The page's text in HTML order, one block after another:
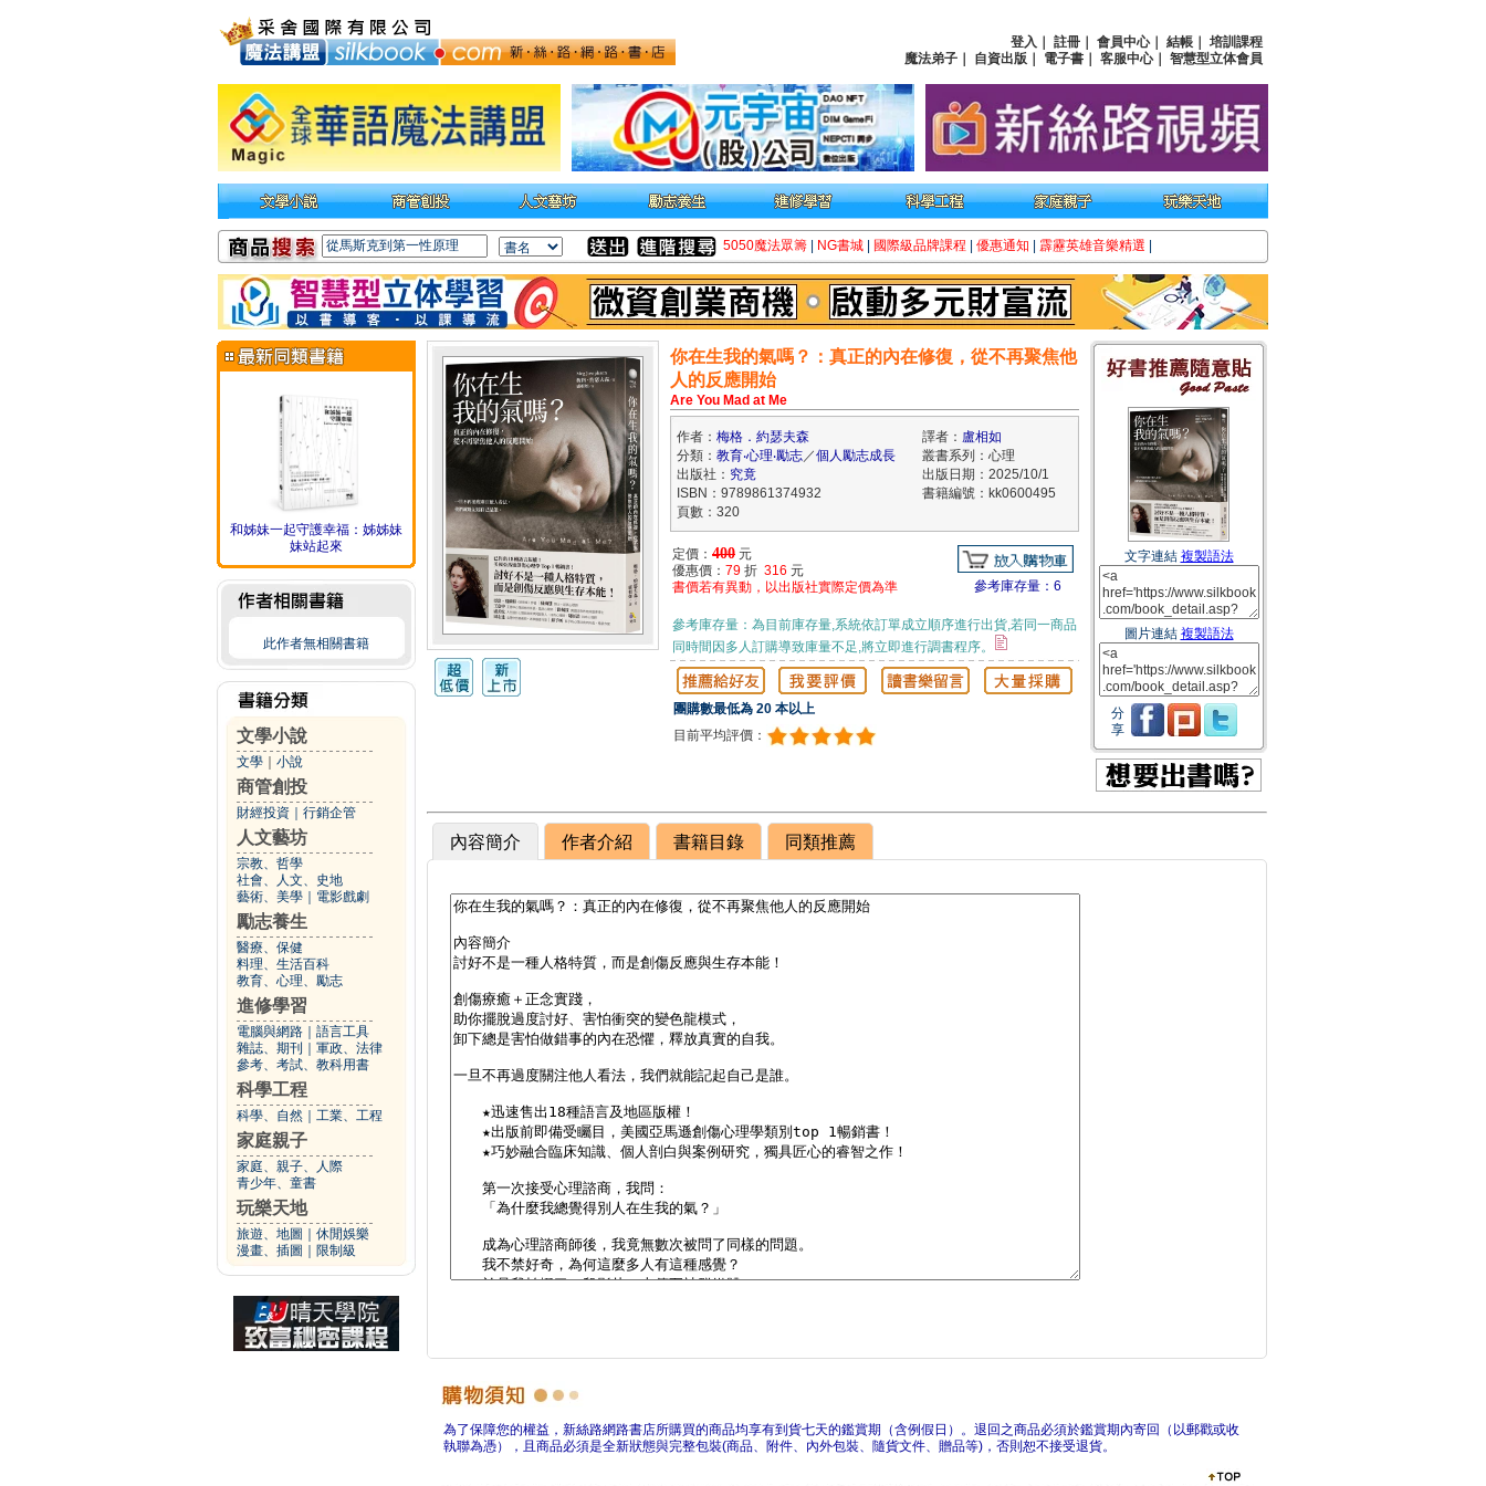
登入 註冊 會員中心｜ 結帳
培訓課程
魔法弟子
自資出版 電子書 客服中心｜ 智慧型立体會員
5050魔法眾籌 NG書城 國際級品牌課程 優惠通知 霹靂英雄音樂精選
和姊妹一起守護幸福：姊姊妹
妹站起來
此作者無相關書籍
文學小說
文學 小說
商管創投
財經投資 行銷企管
人文藝坊
宗教、哲學
社會、人文、史地
藝術、美學
電影戲劇
勵志養生
醫療、保健
料理、生活百科
教育、心理、勵志
進修學習
電腦與網路
語言工具
雜誌、期刊
軍政、法律
參考、考試、教科用書
科學工程
科學、自然 工業、工程
家庭親子
家庭、親子、人際
青少年、童書
玩樂天地
旅遊、地圖
休閒娛樂
漫畫、插圖
限制級
你在生我的氣嗎？：真正的內在修復，從不再聚焦他
人的反應開始
Are You Mad at Me
作者： 梅格．約瑟夫森 譯者： 盧相如
分類： 教育‧心理‧勵志／個人勵志成長
叢書系列：心理
出版社： 究竟
出版日期：2025/10/1
ISBN：9789861374932
書籍編號：kk0600495
頁數：320
定價： 400 元
優惠價： 79 折 316 元
書價若有異動，以出版社實際定價為準
參考庫存量：6
參考庫存量：為目前庫存量,系統依訂單成立順序進行出貨,若同一商品
同時間因多人訂購導致庫量不足,將立即進行調書程序。
團購數最低為 20 本以上
目前平均評價：
文字連結 複製語法
圖片連結 複製語法
分
享
內容簡介 作者介紹 書籍目錄 同類推薦
為了保障您的權益，新絲路網路書店所購買的商品均享有到貨七天的鑑賞期（含例假日）。退回之商品必須於鑑賞期內寄回（以郵戳或收
執聯為憑），且商品必須是全新狀態與完整包裝(商品、附件、內外包裝、隨貨文件、贈品等)，否則恕不接受退貨。